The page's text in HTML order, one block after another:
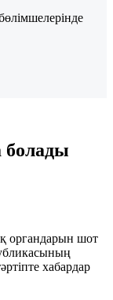
органдарын шот
хабардар